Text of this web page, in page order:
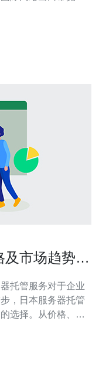
资金进行网络带宽
市场趋势分
托管服务对于企业
，日本服务器托管
选择。从价格、性
佳选择以及最便宜